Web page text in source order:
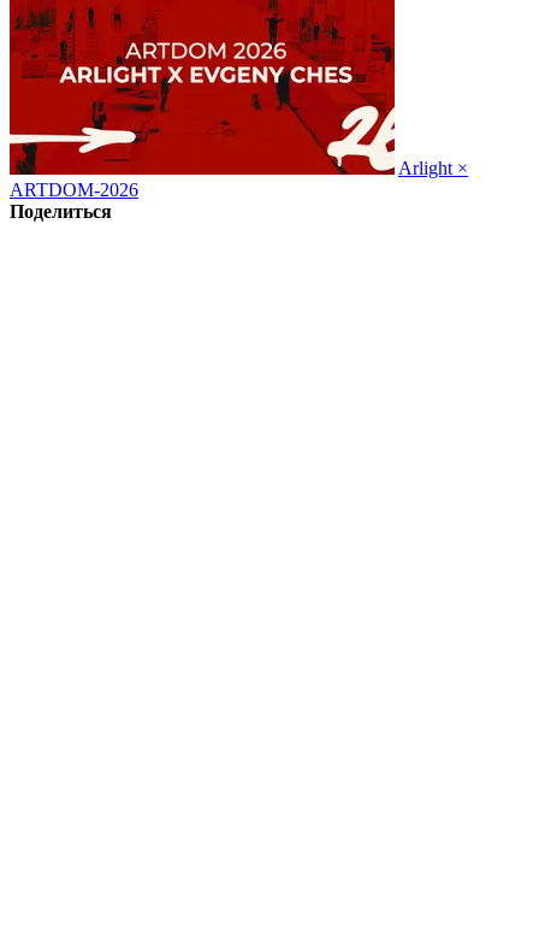
Arlight ×
ARTDOM-2026
Поделиться